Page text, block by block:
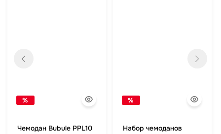
%
Чемодан Bubule PPL10
%
Набор чемоданов